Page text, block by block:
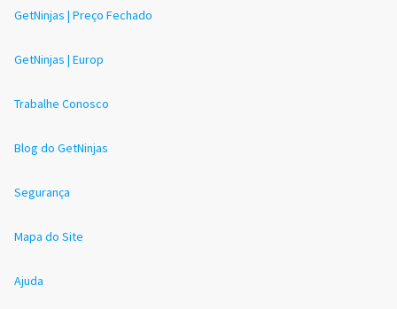
GetNinjas | Preço Fechado
GetNinjas | Europ
Trabalhe Conosco
Blog do GetNinjas
Segurança
Mapa do Site
Ajuda